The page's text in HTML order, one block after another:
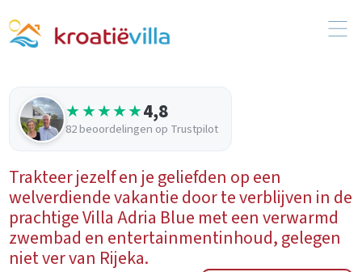
★★★★★4,8
82 beoordelingen op Trustpilot
Trakteer jezelf en je geliefden op een
welverdiende vakantie door te verblijven in de
prachtige Villa Adria Blue met een verwarmd
zwembad en entertainmentinhoud, gelegen
niet ver van Rijeka.